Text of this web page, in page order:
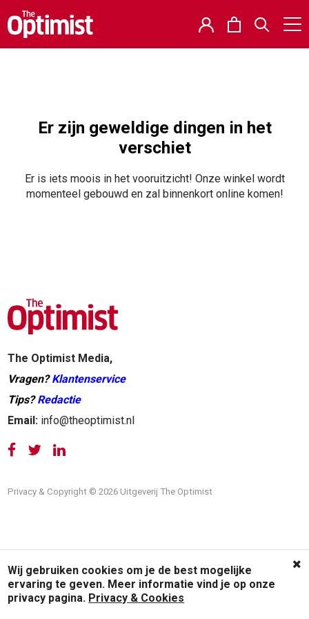
Er zijn geweldige dingen in het
verschiet
Er is iets moois in het vooruitzicht! Onze winkel wordt
momenteel gebouwd en zal binnenkort online komen!
The Optimist Media,
Vragen? Klantenservice
Tips? Redactie
Email: info@theoptimist.nl
Privacy & Copyright © 2026 Uitgeverij The Optimist
Wij gebruiken cookies om je de best mogelijke
ervaring te geven. Meer informatie vind je op onze
privacy pagina. Privacy & Cookies